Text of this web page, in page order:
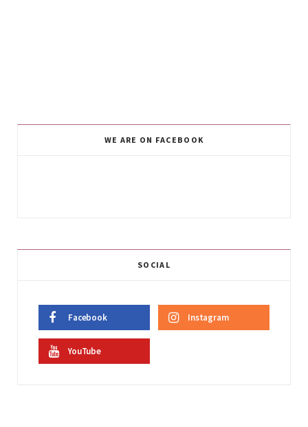
WE ARE ON FACEBOOK
SOCIAL
Facebook Instagram
YouTube